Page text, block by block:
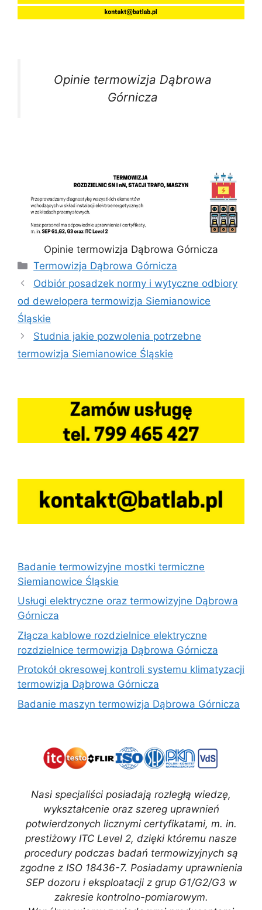
Opinie termowizja Dąbrowa
Górnicza
Opinie termowizja Dąbrowa Górnicza
Kategorie
Termowizja Dąbrowa Górnicza
Odbiór posadzek normy i wytyczne odbiory
od dewelopera termowizja Siemianowice
Śląskie
Studnia jakie pozwolenia potrzebne
termowizja Siemianowice Śląskie
Badanie termowizyjne mostki termiczne
Siemianowice Śląskie
Usługi elektryczne oraz termowizyjne Dąbrowa
Górnicza
Złącza kablowe rozdzielnice elektryczne
rozdzielnice termowizja Dąbrowa Górnicza
Protokół okresowej kontroli systemu klimatyzacji
termowizja Dąbrowa Górnicza
Badanie maszyn termowizja Dąbrowa Górnicza
Nasi specjaliści posiadają rozległą wiedzę,
wykształcenie oraz szereg uprawnień
potwierdzonych licznymi certyfikatami, m. in.
prestiżowy ITC Level 2, dzięki któremu nasze
procedury podczas badań termowizyjnych są
zgodne z ISO 18436-7. Posiadamy uprawnienia
SEP dozoru i eksploatacji z grup G1/G2/G3 w
zakresie kontrolno-pomiarowym.